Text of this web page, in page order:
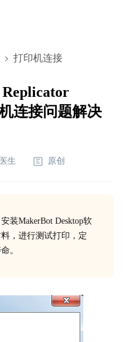
打印机连接
连接问题解决
生 原创
装MakerBot Desktop软
，进行测试打印，定
。